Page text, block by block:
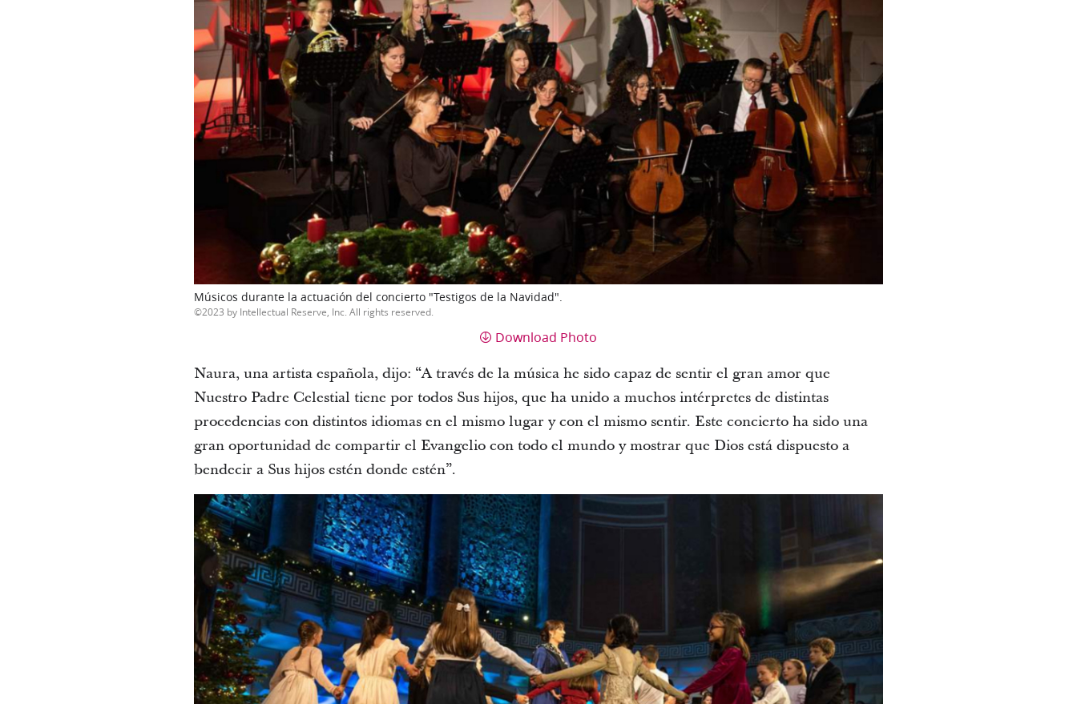
Músicos durante la actuación del concierto "Testigos de la Navidad".
2023 by Intellectual Reserve, Inc. All rights reserved.
Download Photo
Naura, una artista española, dijo: “A través de la música he sido capaz de sentir el gran amor que
Nuestro Padre Celestial tiene por todos Sus hijos, que ha unido a muchos intérpretes de distintas
procedencias con distintos idiomas en el mismo lugar y con el mismo sentir. Este concierto ha sido una
gran oportunidad de compartir el Evangelio con todo el mundo y mostrar que Dios está dispuesto a
bendecir a Sus hijos estén donde estén”.